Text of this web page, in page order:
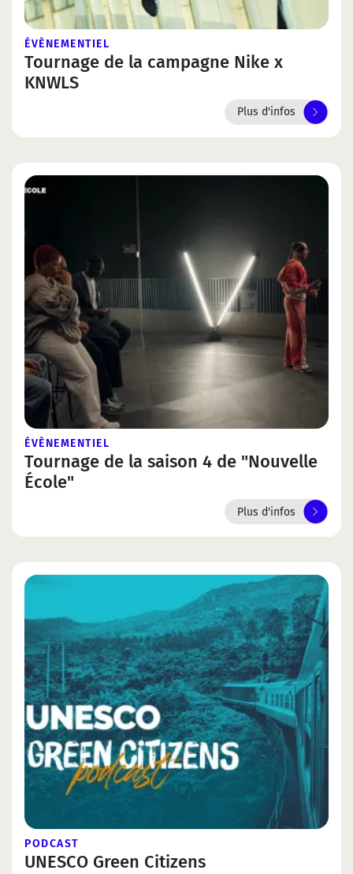
ÉVÈNEMENTIEL
Tournage de la campagne Nike x
KNWLS
Plus d'infos
ÉVÈNEMENTIEL
Tournage de la saison 4 de "Nouvelle
École"
Plus d'infos
PODCAST
UNESCO Green Citizens